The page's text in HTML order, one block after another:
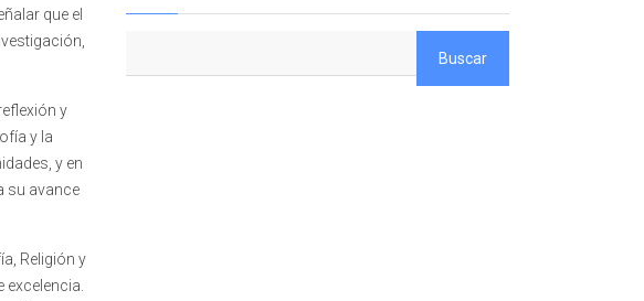
que el
y
y la
y en
su avance
Religión y